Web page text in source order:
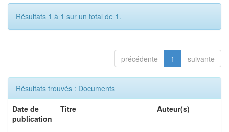
Résultats 1 à 1 sur un total de 1.
précédente 1 suivante
Résultats trouvés : Documents
Date de
publication
Titre Auteur(s)